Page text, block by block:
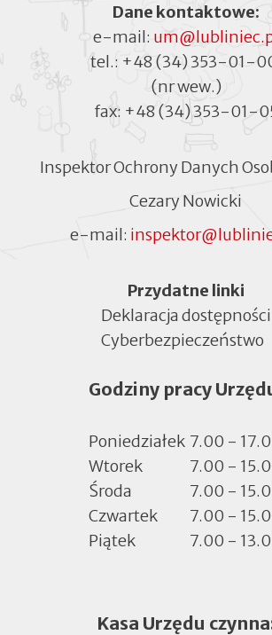
Dane kontaktowe:
e-mail:
tel.: +48 (34) 353-01-
(nr wew.)
fax: +48 (34) 353-01-
Inspektor Ochrony Danych
Cezary Nowicki
e-mail:
MenuPrzydatne linki
Deklaracja dostępności
Cyberbezpieczeństwo
Godziny pracy
Poniedziałek 7.00 -
Wtorek
7.00 -
Środa
7.00 -
Czwartek
7.00 -
Piątek
7.00 -
Kasa Urzędu